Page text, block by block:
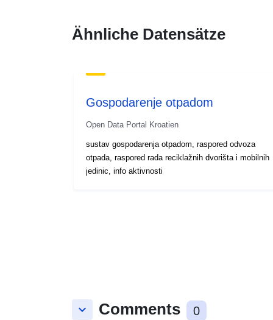
Ähnliche Datensätze
Gospodarenje otpadom
Open Data Portal Kroatien
sustav gospodarenja otpadom, raspored odvoza
otpada, raspored rada reciklažnih dvorišta i mobilnih
jedinic, info aktivnosti
keyboard_arrow_down Comments 0